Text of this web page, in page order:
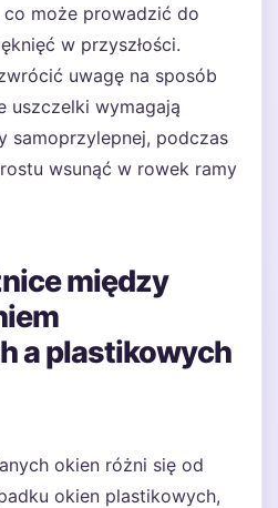
co może prowadzić do
w przyszłości.
uwagę na sposób
uszczelki wymagają
samoprzylepnej, podczas
wsunąć w rowek ramy
między
a plastikowych
okien różni się od
okien plastikowych,